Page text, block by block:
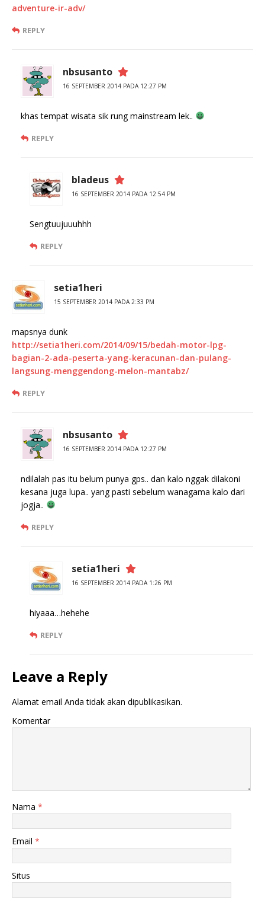
adventure-ir-adv/
REPLY
nbsusanto
16 SEPTEMBER 2014 PADA 12:27 PM
khas tempat wisata sik rung mainstream lek..
REPLY
bladeus
16 SEPTEMBER 2014 PADA 12:54 PM
Sengtuujuuuhhh
REPLY
setia1heri
15 SEPTEMBER 2014 PADA 2:33 PM
mapsnya dunk
http://setia1heri.com/2014/09/15/bedah-motor-lpg-
bagian-2-ada-peserta-yang-keracunan-dan-pulang-
langsung-menggendong-melon-mantabz/
REPLY
nbsusanto
16 SEPTEMBER 2014 PADA 12:27 PM
ndilalah pas itu belum punya gps.. dan kalo nggak dilakoni
kesana juga lupa.. yang pasti sebelum wanagama kalo dari
jogja..
REPLY
setia1heri
16 SEPTEMBER 2014 PADA 1:26 PM
hiyaaa…hehehe
REPLY
Leave a Reply
Alamat email Anda tidak akan dipublikasikan.
Komentar
Nama *
Email *
Situs